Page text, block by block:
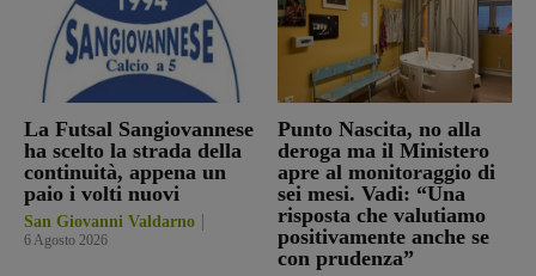
La Futsal Sangiovannese
ha scelto la strada della
continuità, appena un
paio i volti nuovi
San Giovanni Valdarno
6 Agosto 2026
Punto Nascita, no alla
deroga ma il Ministero
apre al monitoraggio di
sei mesi. Vadi: “Una
risposta che valutiamo
positivamente anche se
con prudenza”